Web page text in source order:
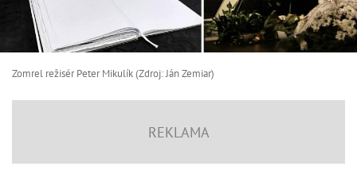
Zomrel režisér Peter Mikulík (Zdroj: Ján Zemiar)